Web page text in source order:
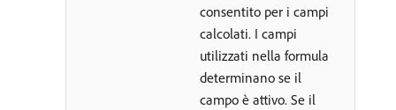
consentito per i campi
calcolati. I campi
utilizzati nella formula
determinano se il
campo è attivo. Se il